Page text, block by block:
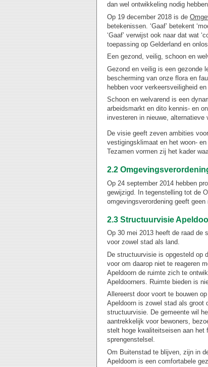
dan wel ontwikkeling nodig
Op 19 december 2018 is de
betekenissen. ‘Gaaf’ betekent
‘Gaaf’ verwijst ook naar dat wat
toepassing op Gelderland en
Een gezond, veilig, schoon en
Gezond en veilig is een gezonde
bescherming van onze flora en
hebben voor verkeersveiligheid
Schoon en welvarend is een
arbeidsmarkt en dito kennis- en
investeren in nieuwe, alternatieve
De visie geeft zeven ambities
vestigingsklimaat en het woon-
Tezamen vormen zij het kader
2.2
Op 24 september 2014 hebben
gewijzigd. In tegenstelling tot de
omgevingsverordening geeft
2.3 Structuurvisie
Op 30 mei 2013 heeft de raad de
voor zowel stad als land.
De structuurvisie is opgesteld op
voor om daarop niet te reageren
Apeldoorn de ruimte zich te
Apeldoorners. Ruimte bieden is
Allereerst door voort te bouwen
Apeldoorn is zowel stad als groot
structuurvisie. De gemeente wil
aantrekkelijk voor bewoners,
stelt hoge kwaliteitseisen aan het
sprengenstelsel.
Om Buitenstad te blijven, zijn in
Apeldoorn is een comfortabele